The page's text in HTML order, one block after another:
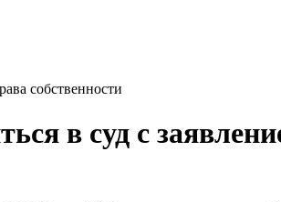
собственности
в суд с